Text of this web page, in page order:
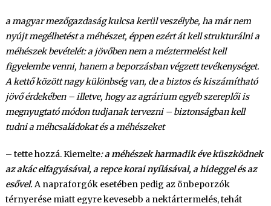
a magyar mezőgazdaság kulcsa kerül veszélybe, ha már nem
nyújt megélhetést a méhészet, éppen ezért át kell strukturálni a
méhészek bevételét: a jövőben nem a méztermelést kell
figyelembe venni, hanem a beporzásban végzett tevékenységet.
A kettő között nagy különbség van, de a biztos és kiszámítható
jövő érdekében – illetve, hogy az agrárium egyéb szereplői is
megnyugtató módon tudjanak tervezni – biztonságban kell
tudni a méhcsaládokat és a méhészeket
– tette hozzá. Kiemelte: a méhészek harmadik éve küszködnek
az akác elfagyásával, a repce korai nyílásával, a hideggel és az
esővel. A napraforgók esetében pedig az önbeporzók
térnyerése miatt egyre kevesebb a nektártermelés, tehát